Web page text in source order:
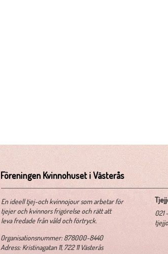
Föreningen Kvinnohuset i Västerås
​En ideell tjej-och kvinnojour som arbetar för
tjejer och kvinnors frigörelse och rätt att
leva fredade från våld och förtryck.
021
​Organisationsnummer: 878000-8440
Adress: Kristinagatan 11, 722 11 Västerås